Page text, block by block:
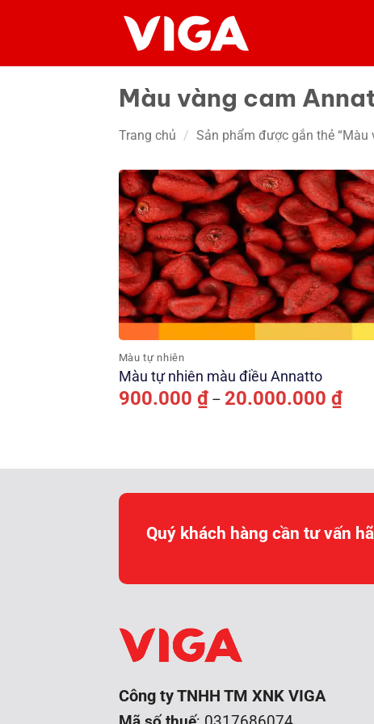
nội
Màu vàng cam
Trang chủ / Sản phẩm được gắn thẻ “Màu
Màu tự nhiên
Màu tự nhiên màu điều Annatto
900.000 ₫ – 20.000.000 ₫giá:
Quý khách hàng cần tư vấn
Công ty TNHH TM XNK VIGA